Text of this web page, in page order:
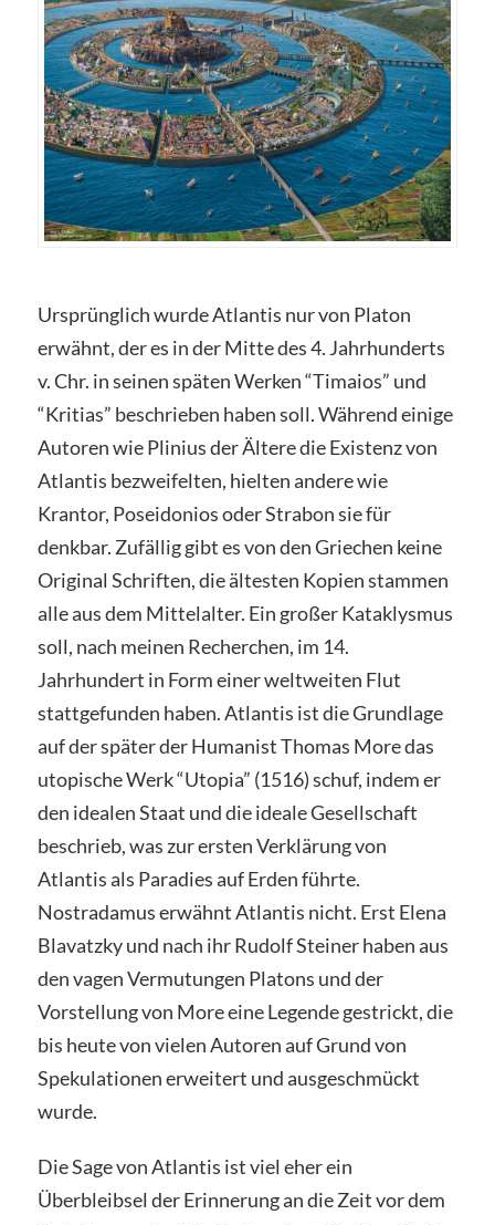
Ursprünglich wurde Atlantis nur von Platon
erwähnt, der es in der Mitte des 4. Jahrhunderts
v. Chr. in seinen späten Werken “Timaios” und
“Kritias” beschrieben haben soll. Während einige
Autoren wie Plinius der Ältere die Existenz von
Atlantis bezweifelten, hielten andere wie
Krantor, Poseidonios oder Strabon sie für
denkbar. Zufällig gibt es von den Griechen keine
Original Schriften, die ältesten Kopien stammen
alle aus dem Mittelalter. Ein großer Kataklysmus
soll, nach meinen Recherchen, im 14.
Jahrhundert in Form einer weltweiten Flut
stattgefunden haben. Atlantis ist die Grundlage
auf der später der Humanist Thomas More das
utopische Werk “Utopia” (1516) schuf, indem er
den idealen Staat und die ideale Gesellschaft
beschrieb, was zur ersten Verklärung von
Atlantis als Paradies auf Erden führte.
Nostradamus erwähnt Atlantis nicht. Erst Elena
Blavatzky und nach ihr Rudolf Steiner haben aus
den vagen Vermutungen Platons und der
Vorstellung von More eine Legende gestrickt, die
bis heute von vielen Autoren auf Grund von
Spekulationen erweitert und ausgeschmückt
wurde.
Die Sage von Atlantis ist viel eher ein
Überbleibsel der Erinnerung an die Zeit vor dem